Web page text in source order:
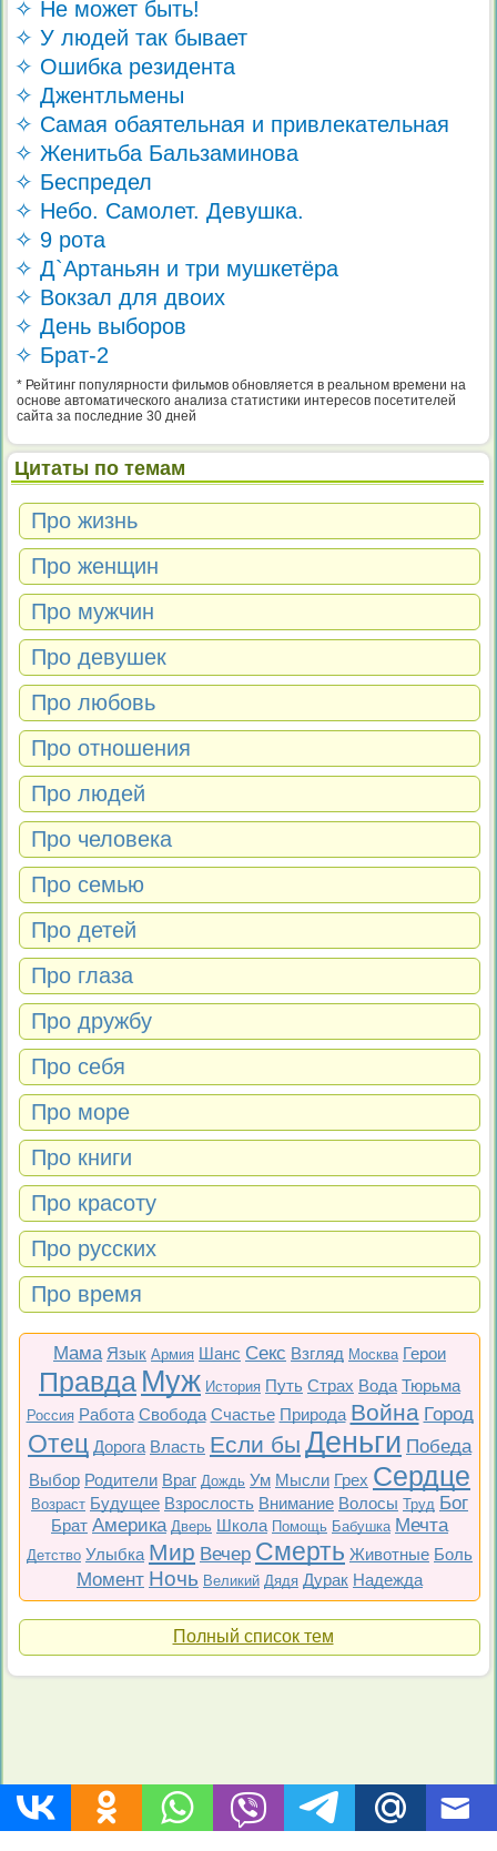
✧ Не может быть!
✧ У людей так бывает
✧ Ошибка резидента
✧ Джентльмены
✧ Самая обаятельная и привлекательная
✧ Женитьба Бальзаминова
✧ Беспредел
✧ Небо. Самолет. Девушка.
✧ 9 рота
✧ Д`Артаньян и три мушкетёра
✧ Вокзал для двоих
✧ День выборов
✧ Брат-2
* Рейтинг популярности фильмов обновляется в реальном времени на
основе автоматического анализа статистики интересов посетителей
сайта за последние 30 дней
Цитаты по темам
Про жизнь
Про женщин
Про мужчин
Про девушек
Про любовь
Про отношения
Про людей
Про человека
Про семью
Про детей
Про глаза
Про дружбу
Про себя
Про море
Про книги
Про красоту
Про русских
Про время
Мама Язык Армия Шанс Секс Взгляд Москва Герои
Правда Муж История Путь Страх Вода Тюрьма
Россия Работа Свобода Счастье Природа Война Город
Отец Дорога Власть Если бы Деньги Победа
Выбор Родители Враг Дождь Ум Мысли Грех Сердце
Возраст Будущее Взрослость Внимание Волосы Труд Бог
Брат Америка Дверь Школа Помощь Бабушка Мечта
Детство Улыбка Мир Вечер Смерть Животные Боль
Момент Ночь Великий Дядя Дурак Надежда
Полный список тем